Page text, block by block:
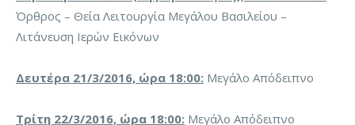
Όρθρος – Θεία Λειτουργία Μεγάλου Βασιλείου –
Λιτάνευση Ιερών Εικόνων
Δευτέρα 21/3/2016, ώρα 18:00: Μεγάλο Απόδειπνο
Τρίτη 22/3/2016, ώρα 18:00: Μεγάλο Απόδειπνο